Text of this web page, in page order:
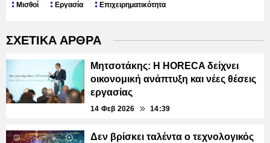
Μισθοί Εργασία Επιχειρηματικότητα
ΣΧΕΤΙΚΑ ΑΡΘΡΑ
Μητσοτάκης: Η HORECA δείχνει
οικονομική ανάπτυξη και νέες θέσεις
εργασίας
14 Φεβ 2026 14:39
Δεν βρίσκει ταλέντα ο τεχνολογικός